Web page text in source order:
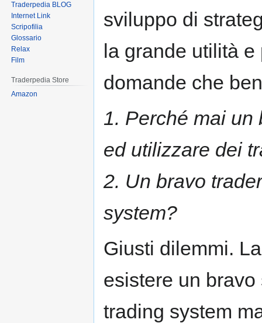
sviluppo di
la grande utilità
domande che
1. Perché mai un
ed utilizzare dei
2. Un bravo
system?
Giusti dilemmi.
esistere un
trading system
Traderpedia BLOG
Internet Link
Scripofilia
Glossario
Relax
Film
Traderpedia Store
Amazon